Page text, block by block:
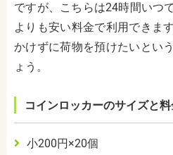
ですが、こちらは24時間いつ
よりも安い料金で利用できま
かけずに荷物を預けたいとい
ょう。
コインロッカーのサイズと
小200円×20個